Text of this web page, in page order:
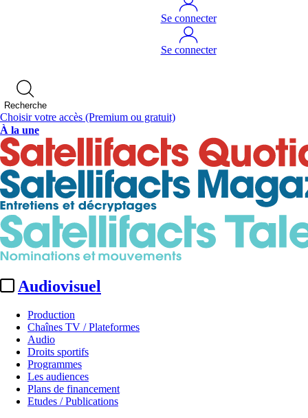
Se connecter
Se connecter
Recherche
Choisir votre accès (Premium ou gratuit)
À la une
Audiovisuel
Production
Chaînes TV / Plateformes
Audio
Droits sportifs
Programmes
Les audiences
Plans de financement
Etudes / Publications